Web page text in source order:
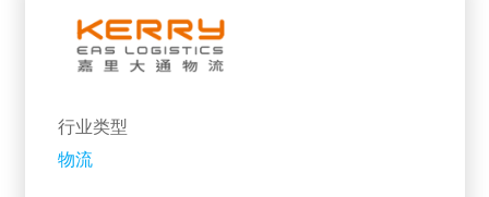
行业类型
物流